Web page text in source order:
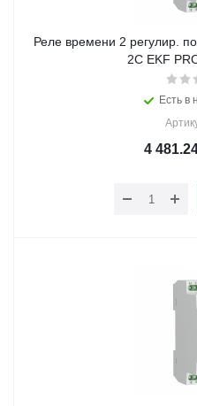
Реле времени 2 регулир.
2C EKF
Есть в
4